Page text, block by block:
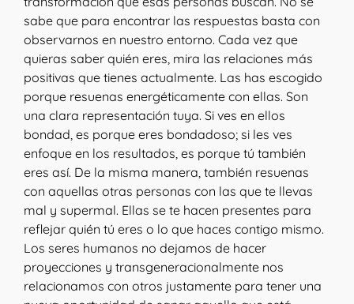
sabe que para encontrar las respuestas basta con
observarnos en nuestro entorno. Cada vez que
quieras saber quién eres, mira las relaciones más
positivas que tienes actualmente. Las has escogido
porque resuenas energéticamente con ellas. Son
una clara representación tuya. Si ves en ellos
bondad, es porque eres bondadoso; si les ves
enfoque en los resultados, es porque tú también
eres así. De la misma manera, también resuenas
con aquellas otras personas con las que te llevas
mal y supermal. Ellas se te hacen presentes para
reflejar quién tú eres o lo que haces contigo mismo.
Los seres humanos no dejamos de hacer
proyecciones y transgeneracionalmente nos
relacionamos con otros justamente para tener una